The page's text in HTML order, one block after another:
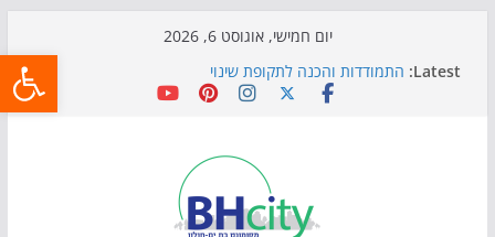
יום חמישי, אוגוסט 6, 2026
Latest: התמודדות והכנה לתקופת שינוי
אי ההרפתקאות ממשיך לכבוש את הגינות: מאות משפחות
כדורגל באווירה מיוחדת: הקרנת גמר המונדיאל בטרמינל
הקיץ של בני הנוער בבת־ים: חוף הריביירה הופך למרחב
בטוח בשעות הערב